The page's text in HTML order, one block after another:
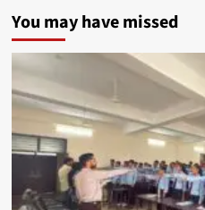
You may have missed